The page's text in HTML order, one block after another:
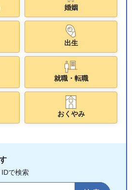
婚姻
出生
就職・転職
おくやみ
IDで検索